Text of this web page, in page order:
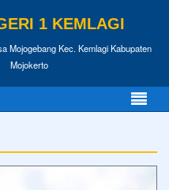
1 KEMLAGI
Mojogebang Kec. Kemlagi Kabupaten
Mojokerto